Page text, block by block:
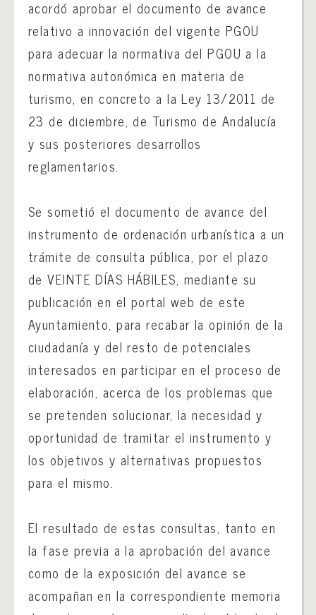
acordó aprobar el documento de avance
relativo a innovación del vigente PGOU
para adecuar la normativa del PGOU a la
normativa autonómica en materia de
turismo, en concreto a la Ley 13/2011 de
23 de diciembre, de Turismo de Andalucía
y sus posteriores desarrollos
reglamentarios.
Se sometió el documento de avance del
instrumento de ordenación urbanística a un
trámite de consulta pública, por el plazo
de VEINTE DÍAS HÁBILES, mediante su
publicación en el portal web de este
Ayuntamiento, para recabar la opinión de la
ciudadanía y del resto de potenciales
interesados en participar en el proceso de
elaboración, acerca de los problemas que
se pretenden solucionar, la necesidad y
oportunidad de tramitar el instrumento y
los objetivos y alternativas propuestos
para el mismo.
El resultado de estas consultas, tanto en
la fase previa a la aprobación del avance
como de la exposición del avance se
acompañan en la correspondiente memoria